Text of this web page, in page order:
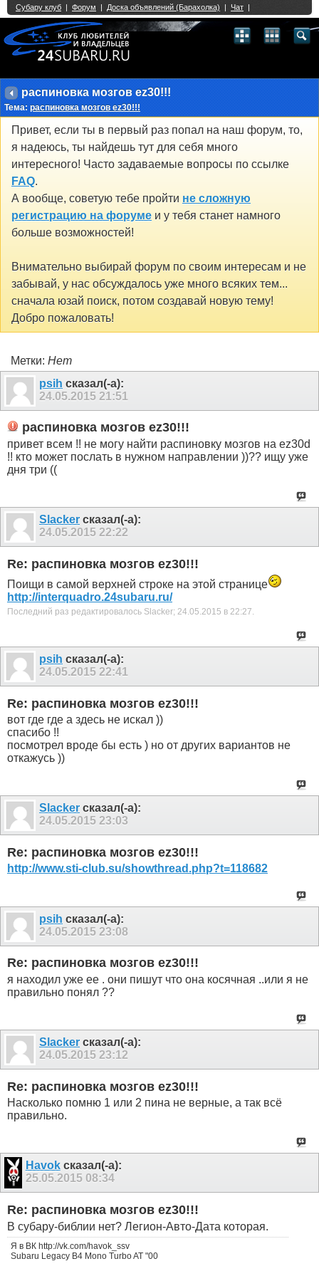
распиновка мозгов ez30!!!
Тема: распиновка мозгов ez30!!!
Привет, если ты в первый раз попал на наш форум, то,
я надеюсь, ты найдешь тут для себя много
интересного! Часто задаваемые вопросы по ссылке
FAQ.
А вообще, советую тебе пройти не сложную
регистрацию на форуме и у тебя станет намного
больше возможностей!
Внимательно выбирай форум по своим интересам и не
забывай, у нас обсуждалось уже много всяких тем...
сначала юзай поиск, потом создавай новую тему!
Добро пожаловать!
Метки: Нет
psih сказал(-а):
24.05.2015 21:51
распиновка мозгов ez30!!!
привет всем !! не могу найти распиновку мозгов на ez30d
!! кто может послать в нужном направлении ))?? ищу уже
дня три ((
Slacker сказал(-а):
24.05.2015 22:22
Re: распиновка мозгов ez30!!!
Поищи в самой верхней строке на этой странице
http://interquadro.24subaru.ru/
Последний раз редактировалось Slacker; 24.05.2015 в 22:27
psih сказал(-а):
24.05.2015 22:41
Re: распиновка мозгов ez30!!!
вот где где а здесь не искал ))
спасибо !!
посмотрел вроде бы есть ) но от других вариантов не
откажусь ))
Slacker сказал(-а):
24.05.2015 23:03
Re: распиновка мозгов ez30!!!
http://www.sti-club.su/showthread.php?t=118682
psih сказал(-а):
24.05.2015 23:08
Re: распиновка мозгов ez30!!!
я находил уже ее . они пишут что она косячная ..или я не
правильно понял ??
Slacker сказал(-а):
24.05.2015 23:12
Re: распиновка мозгов ez30!!!
Насколько помню 1 или 2 пина не верные, а так всё
правильно.
Havokсказал(-а):
25.05.2015 08:34
Re: распиновка мозгов ez30!!!
В субару-библии нет? Легион-Авто-Дата которая.
Я в ВК http://vk.com/havok_ssv
Subaru Legacy B4 Mono Turbo AT "00
Single Sign On provided byvBSSO
2 3 4 5 6 7 8 9 10 11 12 13 14 15 16 17 18 21 22 23 24 25 26
27 28 29 30 31 32 33 40 41 42 43